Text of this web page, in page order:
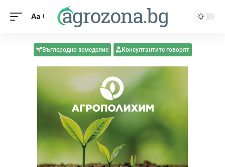
Aa
Въглеродно земеделие Консултантите говорят